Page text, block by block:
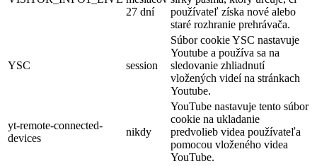
27 dní
používateľ získa nové alebo
staré rozhranie prehrávača.
YSC session
Súbor cookie YSC nastavuje
Youtube a používa sa na
sledovanie zhliadnutí
vložených videí na stránkach
Youtube.
yt-remote-connected-
devices
nikdy
YouTube nastavuje tento súbor
cookie na ukladanie
predvolieb videa používateľa
pomocou vloženého videa
YouTube.